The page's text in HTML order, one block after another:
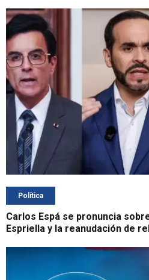
Política
Carlos Espá se pronuncia
Espriella y la reanudación de